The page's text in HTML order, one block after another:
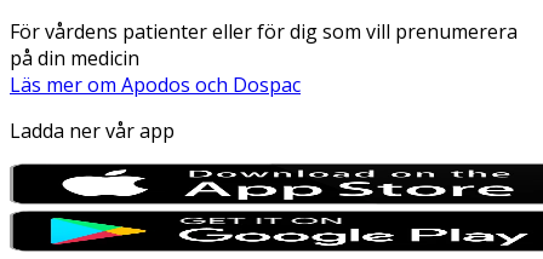
För vårdens patienter eller för dig som vill prenumerera
på din medicin
Läs mer om Apodos och Dospac
Ladda ner vår app